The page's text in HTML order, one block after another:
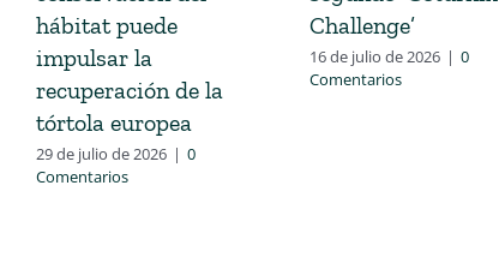
hábitat puede
impulsar la
recuperación de la
tórtola europea
29 de julio de 2026 | 0
Comentarios
Challenge’
16 de julio de 2026 | 0
Comentarios